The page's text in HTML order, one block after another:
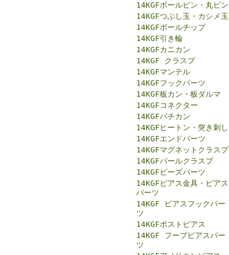
14KGFボールピン・丸ピン
14KGFつぶし玉・カシメ玉
14KGFボールチップ
14KGF引き輪
14KGFカニカン
14KGF クラスプ
14KGFマンテル
14KGFフックパーツ
14KGF板カン・板ダルマ
14KGFコネクター
14KGFバチカン
14KGFヒートン・突き刺し
14KGFエンドパーツ
14KGFマグネットクラスプ
14KGFパールクラスプ
14KGFビーズパーツ
14KGFピアス金具・ピアス
パーツ
14KGF ピアスフックパー
ツ
14KGFポストピアス
14KGF フープピアスパー
ツ